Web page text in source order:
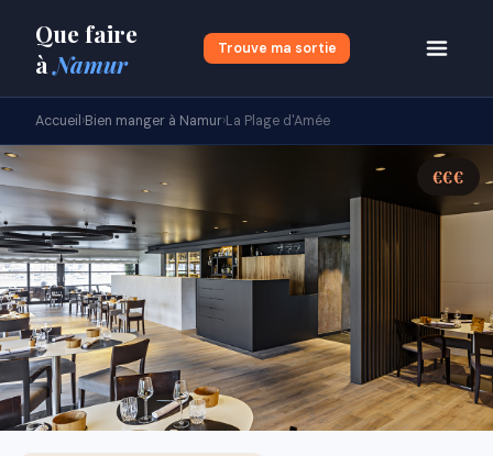
Que faire
àNamur Trouve ma sortie
Accueil ›Bien manger à Namur›La Plage d'Amée
€€€